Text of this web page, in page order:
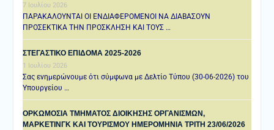
7 Ιουλίου 2026
ΠΑΡΑΚΑΛΟΥΝΤΑΙ ΟΙ ΕΝΔΙΑΦΕΡΟΜΕΝΟΙ ΝΑ ΔΙΑΒΑΣΟΥΝ
ΠΡΟΣΕΚΤΙΚΑ ΤΗΝ ΠΡΟΣΚΛΗΣΗ ΚΑΙ ΤΟΥΣ …
ΣΤΕΓΑΣΤΙΚΟ ΕΠΙΔΟΜΑ 2025-2026
1 Ιουλίου 2026
Σας ενημερώνουμε ότι σύμφωνα με Δελτίο Τύπου (30-06-2026) του
Υπουργείου …
ΟΡΚΩΜΟΣΙΑ ΤΜΗΜΑΤΟΣ ΔΙΟΙΚΗΣΗΣ ΟΡΓΑΝΙΣΜΩΝ,
ΜΑΡΚΕΤΙΝΓΚ ΚΑΙ ΤΟΥΡΙΣΜΟΥ ΗΜΕΡΟΜΗΝΙΑ TΡΙΤΗ 23/06/2026